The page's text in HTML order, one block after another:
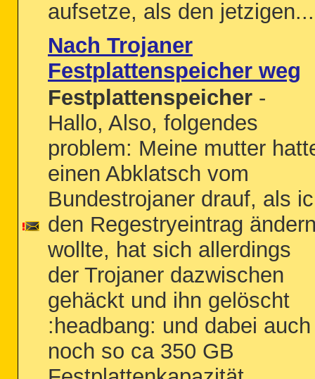
aufsetze, als den jetzigen...
Nach Trojaner
Festplattenspeicher weg
Festplattenspeicher -
Hallo, Also, folgendes
problem: Meine mutter
einen Abklatsch vom
Bundestrojaner drauf, als
den Regestryeintrag
wollte, hat sich allerdings
der Trojaner dazwischen
gehäckt und ihn gelöscht
:headbang: und dabei auch
noch so ca 350 GB